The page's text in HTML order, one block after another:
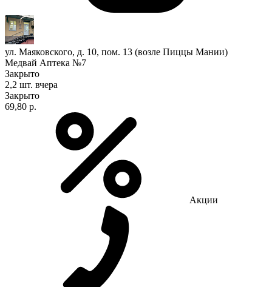
ул. Маяковского, д. 10, пом. 13 (возле Пиццы Мании)
Медвай Аптека №7
Закрыто
2,2 шт. вчера
Закрыто
69,80 р.
Акции